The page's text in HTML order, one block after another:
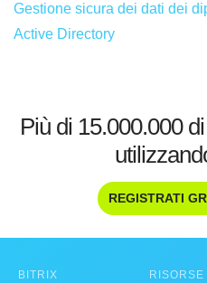
Gestione sicura dei dati dei
Active Directory
Più di 15.000.000
REGISTRATI
BITRIX RISORSE